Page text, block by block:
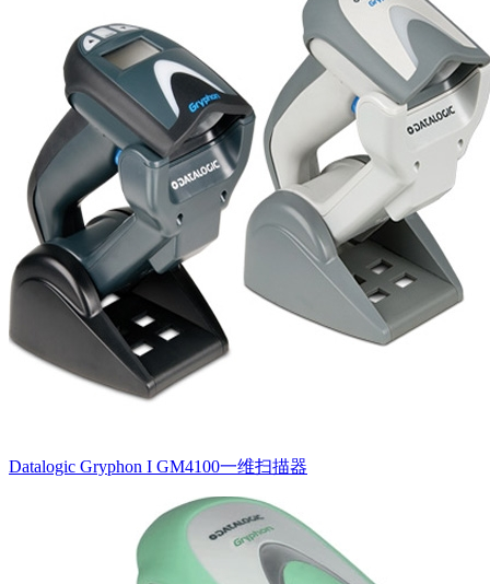
Datalogic Gryphon I GM4100一维扫描器